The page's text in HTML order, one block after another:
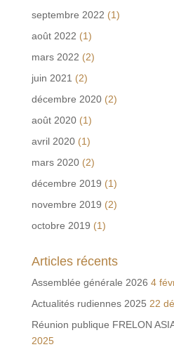
septembre 2022 (1)
août 2022 (1)
mars 2022 (2)
juin 2021 (2)
décembre 2020(2)
août 2020(1)
avril 2020(1)
mars 2020(2)
décembre 2019 (1)
novembre 2019 (2)
octobre 2019 (1)
Articles récents
Assemblée générale 2026 4
Actualités rudiennes 2025 22
Réunion publique FRELON
2025